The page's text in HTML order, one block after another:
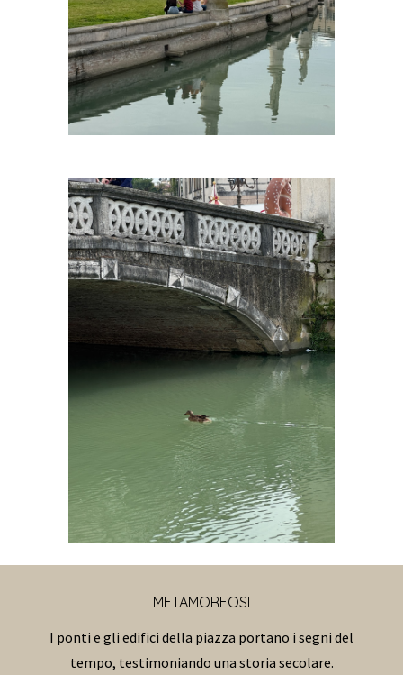
METAMORFOSI
I ponti e gli edifici della piazza portano i segni del
tempo, testimoniando una storia secolare.